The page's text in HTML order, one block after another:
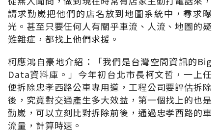
請求勤崴把他們的店名放到地圖系統中，尋求曝
光。甚至只要任何人有關乎車流、人流、地圖的疑
難雜症，都找上他們求援。
柯應鴻自豪地介紹：「我們是台灣空間資訊的Big
Data資料庫。」今年初台北市長柯文哲，一上任
便拆除忠孝西路公車專用道，工程公司要評估拆除
後，究竟對交通產生多大效益，第一個找上的也是
勤崴，可以立刻比對拆除前後，通過忠孝西路的車
流量，計算時速。